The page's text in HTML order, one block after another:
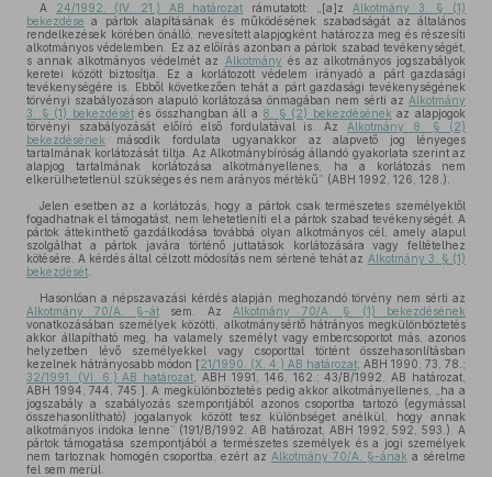
A
24/1992. (IV. 21.) AB határozat rámutatott: „[a]z Alkotmány 3. § (1)
bekezdése a pártok alapításának és működésének szabadságát az általános
rendelkezések körében önálló, nevesített alapjogként határozza meg és részesíti
alkotmányos védelemben. Ez az előírás azonban a pártok szabad tevékenységét,
s annak alkotmányos védelmét az
Alkotmány és az alkotmányos jogszabályok
keretei között biztosítja. Ez a korlátozott védelem irányadó a párt gazdasági
tevékenységére is. Ebből következően tehát a párt gazdasági tevékenységének
törvényi szabályozáson alapuló korlátozása önmagában nem sérti az Alkotmány
3. § (1) bekezdésétés összhangban áll a 8. § (2) bekezdésének az alapjogok
törvényi szabályozását előíró első fordulatával is. Az Alkotmány 8. § (2)
bekezdésének második fordulata ugyanakkor az alapvető jog lényeges
tartalmának korlátozását tiltja. Az Alkotmánybíróság állandó gyakorlata szerint az
alapjog tartalmának korlátozása alkotmányellenes, ha a korlátozás nem
elkerülhetetlenül szükséges és nem arányos mértékű” (ABH 1992, 126, 128.).
Jelen esetben az a korlátozás, hogy a pártok csak természetes személyektől
fogadhatnak el támogatást, nem lehetetleníti el a pártok szabad tevékenységét. A
pártok áttekinthető gazdálkodása továbbá olyan alkotmányos cél, amely alapul
szolgálhat a pártok javára történő juttatások korlátozására vagy feltételhez
kötésére. A kérdés által célzott módosítás nem sértené tehát az Alkotmány 3. § (1)
bekezdését
Hasonlóan a népszavazási kérdés alapján meghozandó törvény nem sérti az
Alkotmány 70/A. §-átsem. Az Alkotmány 70/A. § (1) bekezdésének
vonatkozásában személyek közötti, alkotmánysértő hátrányos megkülönböztetés
akkor állapítható meg, ha valamely személyt vagy embercsoportot más, azonos
helyzetben lévő személyekkel vagy csoporttal történt összehasonlításban
kezelnek hátrányosabb módon [21/1990. (X. 4.) AB határozat , ABH 1990, 73, 78.;
32/1991. (VI. 6.) AB határozat , ABH 1991, 146, 162.; 43/B/1992. AB határozat,
ABH 1994, 744, 745.]. A megkülönböztetés pedig akkor alkotmányellenes, „ha a
jogszabály a szabályozás szempontjából azonos csoportba tartozó (egymással
összehasonlítható) jogalanyok között tesz különbséget anélkül, hogy annak
alkotmányos indoka lenne” (191/B/1992. AB határozat, ABH 1992, 592, 593.). A
pártok támogatása szempontjából a természetes személyek és a jogi személyek
nem tartoznak homogén csoportba, ezért az Alkotmány 70/A. §-ának a sérelme
fel sem merül.